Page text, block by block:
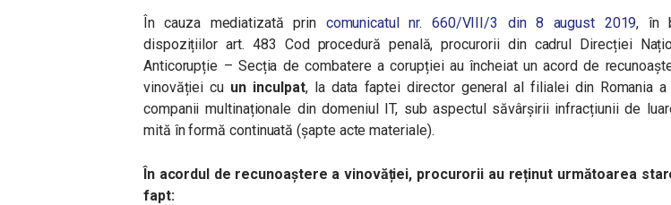
În cauza mediatizată prin comunicatul nr. 660/VIII/3 din 8 august 2019, în
dispozițiilor art. 483 Cod procedură penală, procurorii din cadrul Direcției
Anticorupție – Secția de combatere a corupției au încheiat un acord de
vinovăției cu un inculpat, la data faptei director general al filialei din Romania a
companii multinaționale din domeniul IT, sub aspectul săvârșirii infracțiunii de
mită în formă continuată (șapte acte materiale).
În acordul de recunoaștere a vinovăției, procurorii au reținut următoarea
fapt: